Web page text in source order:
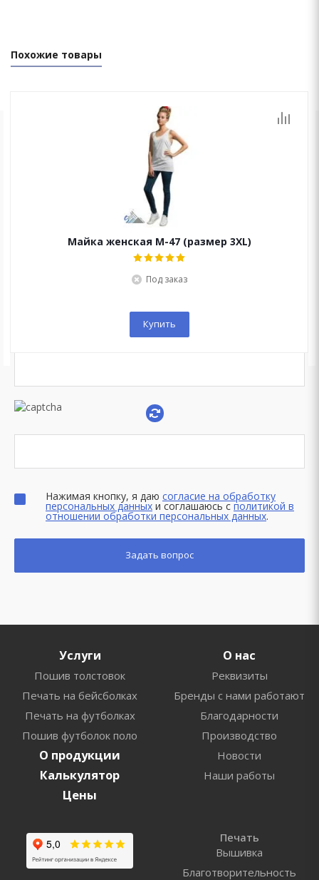
Похожие товары
Майка женская M-47 (размер 3XL)
Под заказ
Купить
ОСТАЛИСЬ ВОПРОСЫ?
Мы перезвоним Вам в течение 15 минут!
Нажимая кнопку, я даю согласие на обработку
персональных данных и соглашаюсь сполитикой в
отношении обработки персональных данных.
Услуги
Пошив толстовок
Печать на бейсболках
Печать на футболках
Пошив футболок поло
О продукции
Калькулятор
Цены
О нас
Реквизиты
Бренды с нами работают
Благодарности
Производство
Новости
Наши работы
Печать
Вышивка
Благотворительность